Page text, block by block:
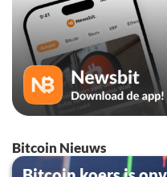
Bitcoin Nieuws